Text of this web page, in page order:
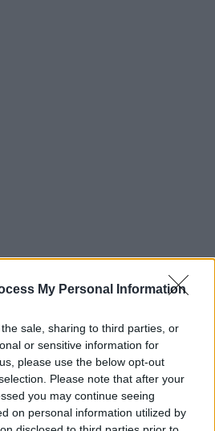
My Personal Information
sale, sharing to third parties, or
or sensitive information for
please use the below opt-out
Please note that after your
you may continue seeing
on personal information utilized by